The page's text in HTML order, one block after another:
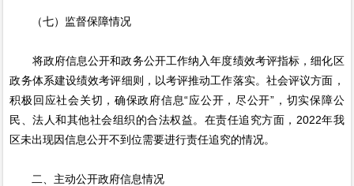
（七）监督保障情况
将政府信息公开和政务公开工作纳入年度绩效考评指标，细化区
政务体系建设绩效考评细则，以考评推动工作落实。社会评议方面，
积极回应社会关切，确保政府信息“应公开，尽公开”，切实保障公
民、法人和其他社会组织的合法权益。在责任追究方面，2022年我
区未出现因信息公开不到位需要进行责任追究的情况。
二、主动公开政府信息情况